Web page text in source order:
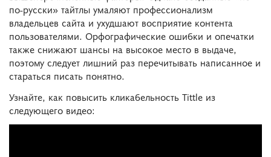
по-русски» тайтлы умаляют профессионализм
владельцев сайта и ухудшают восприятие контента
пользователями. Орфографические ошибки и опечатки
также снижают шансы на высокое место в выдаче,
поэтому следует лишний раз перечитывать написанное и
стараться писать понятно.
Узнайте, как повысить кликабельность Tittle из
следующего видео: